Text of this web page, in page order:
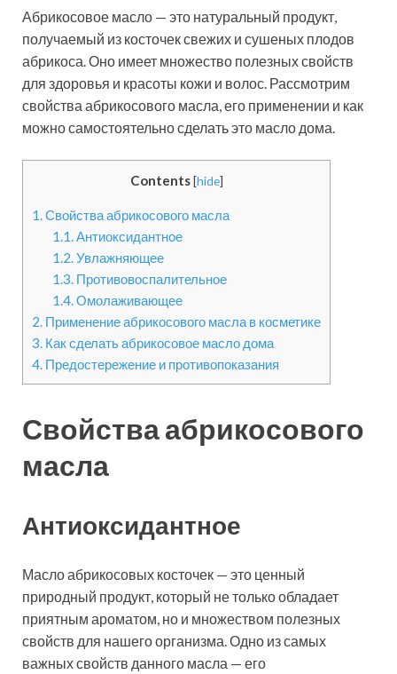
Абрикосовое масло — это натуральный продукт,
получаемый из косточек свежих и сушеных плодов
абрикоса. Оно имеет множество полезных свойств
для здоровья и красоты кожи и волос. Рассмотрим
свойства абрикосового масла, его применении и как
можно самостоятельно сделать это масло дома.
Contents [hide]
1.Свойства абрикосового масла
1.1.Антиоксидантное
1.2.Увлажняющее
1.3.Противовоспалительное
1.4.Омолаживающее
2. Применение абрикосового масла в косметике
3. Как сделать абрикосовое масло дома
4. Предостережение и противопоказания
Свойства абрикосового
масла
Антиоксидантное
Масло абрикосовых косточек — это ценный
природный продукт, который не только обладает
приятным ароматом, но и множеством полезных
свойств для нашего организма. Одно из самых
важных свойств данного масла — его